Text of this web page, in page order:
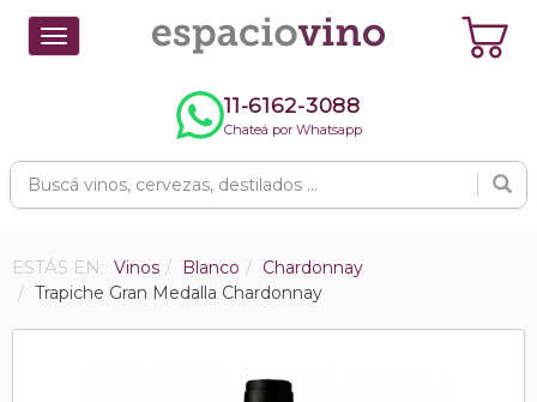
Toggle
navigation
11-6162-3088
Chateá por Whatsapp
ESTÁS EN: Vinos Blanco
Chardonnay
Trapiche Gran Medalla Chardonnay